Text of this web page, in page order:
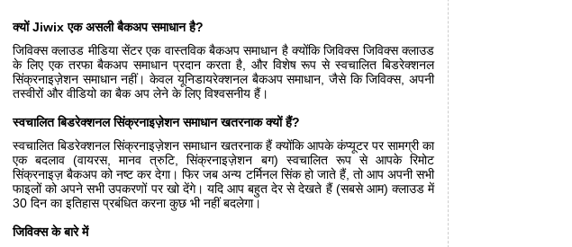
क्यों Jiwix एक असली बैकअप समाधान है?
जिविक्स क्लाउड मीडिया सेंटर एक वास्तविक बैकअप समाधान है क्योंकि जिविक्स जिविक्स क्लाउड
के लिए एक तरफा बैकअप समाधान प्रदान करता है, और विशेष रूप से स्वचालित बिडरेक्शनल
सिंक्रनाइज़ेशन समाधान नहीं। केवल यूनिडायरेक्शनल बैकअप समाधान, जैसे कि जिविक्स, अपनी
तस्वीरों और वीडियो का बैक अप लेने के लिए विश्वसनीय हैं।
स्वचालित बिडरेक्शनल सिंक्रनाइज़ेशन समाधान खतरनाक क्यों हैं?
स्वचालित बिडरेक्शनल सिंक्रनाइज़ेशन समाधान खतरनाक हैं क्योंकि आपके कंप्यूटर पर सामग्री का
एक बदलाव (वायरस, मानव त्रुटि, सिंक्रनाइज़ेशन बग) स्वचालित रूप से आपके रिमोट
सिंक्रनाइज़ बैकअप को नष्ट कर देगा। फिर जब अन्य टर्मिनल सिंक हो जाते हैं, तो आप अपनी सभी
फाइलों को अपने सभी उपकरणों पर खो देंगे। यदि आप बहुत देर से देखते हैं (सबसे आम) क्लाउड में
30 दिन का इतिहास प्रबंधित करना कुछ भी नहीं बदलेगा।
जिविक्स के बारे में